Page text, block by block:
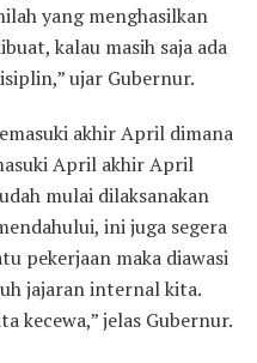
yang menghasilkan
kalau masih saja ada
ujar Gubernur.
akhir April dimana
April akhir April
mulai dilaksanakan
ini juga segera
pekerjaan maka diawasi
jajaran internal kita.
kecewa,” jelas Gubernur.